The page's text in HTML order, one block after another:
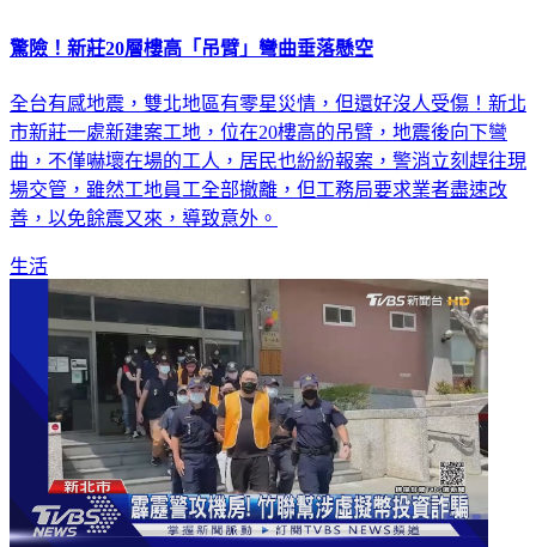
驚險！新莊20層樓高「吊臂」彎曲垂落懸空
全台有感地震，雙北地區有零星災情，但還好沒人受傷！新北
市新莊一處新建案工地，位在20樓高的吊臂，地震後向下彎
曲，不僅嚇壞在場的工人，居民也紛紛報案，警消立刻趕往現
場交管，雖然工地員工全部撤離，但工務局要求業者盡速改
善，以免餘震又來，導致意外。
生活